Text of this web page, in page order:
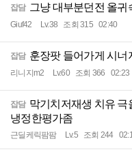
잡담 그냥 대부분던전 올
Giuf42 Lv.38 조회 315 02:40
잡담 훈장팟 들어가게 시
리니지m2 Lv.60 조회 366 02:23
잡담 막기치저재생 치유 극
냉정한평가좀
근딜케릭팜팜 Lv.5 조회 244